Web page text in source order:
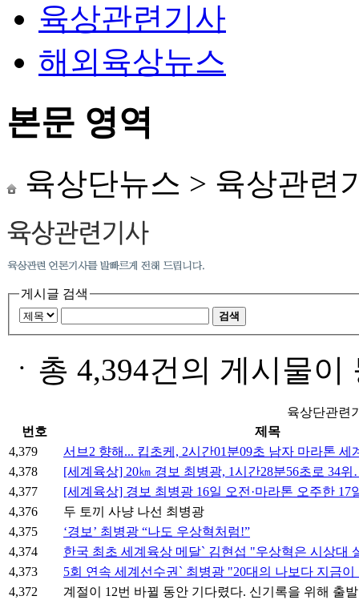
육상관련기사
해외육상뉴스
본문 영역
육상단뉴스 > 육상관련
게시글 검색
검색
ㆍ 총 4,394건의 게시물
육상단관련
번호
제목
4,379
서브2 향해... 킵초케, 2시간01분09초 남자 마라톤 세
4,378
[세계육상] 20㎞ 경보 최병광, 1시간28분56초로 34
4,377
[세계육상] 경보 최병광 16일 오전·마라톤 오주한 17
4,376
두 토끼 사냥 나선 최병광
4,375
‘경보’ 최병광 “나도 우상혁처럼!”
4,374
한국 최초 세계육상 메달` 김현섭 "우상혁은 시상대
4,373
5회 연속 세계선수권` 최병광 "20대의 나보다 지금이
4,372
계절이 12번 바뀔 동안 기다렸다. 신기록을 위해 출